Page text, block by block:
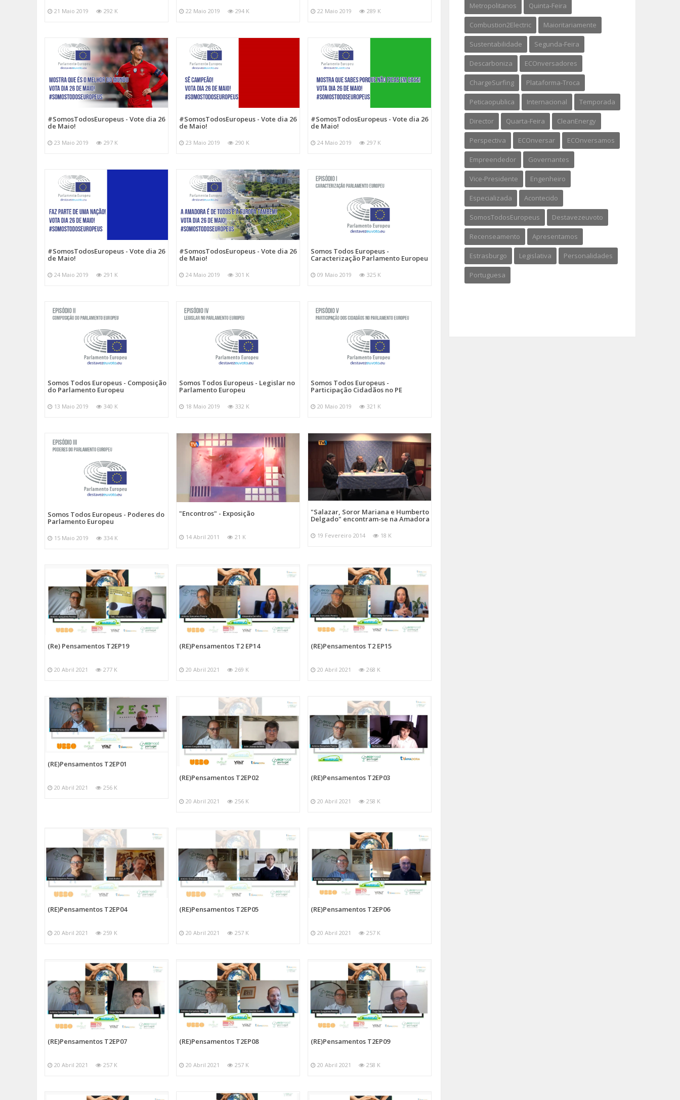
21 Maio 2019 292 K 22 Maio 2019 294 K 22 Maio 2019 289 K
#SomosTodosEuropeus - Vote dia 26
de Maio!
23 Maio 2019 297 K
#SomosTodosEuropeus - Vote dia 26
de Maio!
23 Maio 2019 290 K
#SomosTodosEuropeus - Vote dia 26
de Maio!
24 Maio 2019 297 K
#SomosTodosEuropeus - Vote dia 26
de Maio!
24 Maio 2019 291 K
#SomosTodosEuropeus - Vote dia 26
de Maio!
24 Maio 2019 301 K
Somos Todos Europeus -
Caracterização Parlamento Europeu
09 Maio 2019 325 K
Somos Todos Europeus - Composição
do Parlamento Europeu
13 Maio 2019 340 K
Somos Todos Europeus - Legislar no
Parlamento Europeu
18 Maio 2019 332 K
Somos Todos Europeus -
Participação Cidadãos no PE
20 Maio 2019 321 K
Somos Todos Europeus - Poderes do
Parlamento Europeu
15 Maio 2019 334 K
"Encontros" - Exposição
14 Abril 2011 21 K
"Salazar, Soror Mariana e Humberto
Delgado" encontram-se na Amadora
19 Fevereiro 2014 18 K
(Re) Pensamentos T2EP19
20 Abril 2021 277 K
(RE)Pensamentos T2 EP14
20 Abril 2021 269 K
(RE)Pensamentos T2 EP15
20 Abril 2021 268 K
(RE)Pensamentos T2EP01
20 Abril 2021 256 K
(RE)Pensamentos T2EP02
20 Abril 2021 256 K
(RE)Pensamentos T2EP03
20 Abril 2021 258 K
(RE)Pensamentos T2EP04
20 Abril 2021 259 K
(RE)Pensamentos T2EP05
20 Abril 2021 257 K
(RE)Pensamentos T2EP06
20 Abril 2021 257 K
(RE)Pensamentos T2EP07
20 Abril 2021 257 K
(RE)Pensamentos T2EP08
20 Abril 2021 257 K
(RE)Pensamentos T2EP09
20 Abril 2021 258 K
Metropolitanos Quinta-Feira
Combustion2Electric Maioritariamente
Sustentabilidade Segunda-Feira
Descarboniza ECOnversadores
ChargeSurfing Plataforma-Troca
Peticaopublica Internacional Temporada
Director Quarta-Feira CleanEnergy
Perspectiva ECOnversar ECOnversamos
Empreendedor Governantes
Vice-Presidente Engenheiro
Especializada Acontecido
SomosTodosEuropeus Destavezeuvoto
Recenseamento Apresentamos
Estrasburgo Legislativa Personalidades
Portuguesa